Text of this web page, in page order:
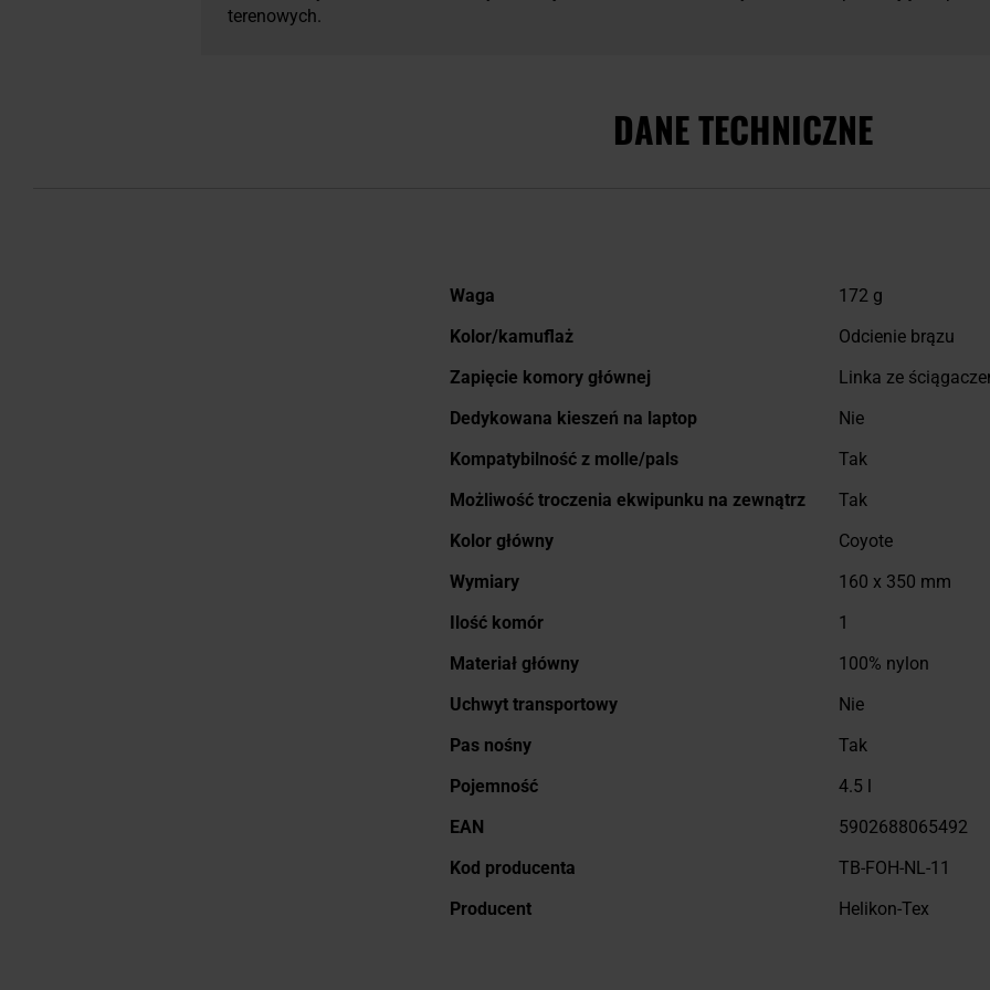
terenowych.
DANE TECHNICZNE
Więcej
Waga
172 g
Kolor/kamuflaż
Odcienie brązu
Zapięcie komory głównej
Linka ze
Dedykowana kieszeń na laptop
Nie
Kompatybilność z molle/pals
Tak
Możliwość troczenia ekwipunku na zewnątrz
Tak
Kolor główny
Coyote
Wymiary
160 x 350 mm
Ilość komór
1
Materiał główny
100% nylon
Uchwyt transportowy
Nie
Pas nośny
Tak
Pojemność
4.5 l
EAN
5902688065492
Kod producenta
TB-FOH-NL-11
Producent
Helikon-Tex